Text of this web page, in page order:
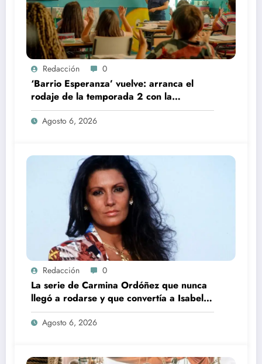
Redacción 0
‘Barrio Esperanza’ vuelve: arranca el
rodaje de la temporada 2 con la
incorporación de María Castro
Agosto 6, 2026
Redacción 0
La serie de Carmina Ordóñez que nunca
llegó a rodarse y que convertía a Isabel
Pantoja en la gran antagonista
Agosto 6, 2026